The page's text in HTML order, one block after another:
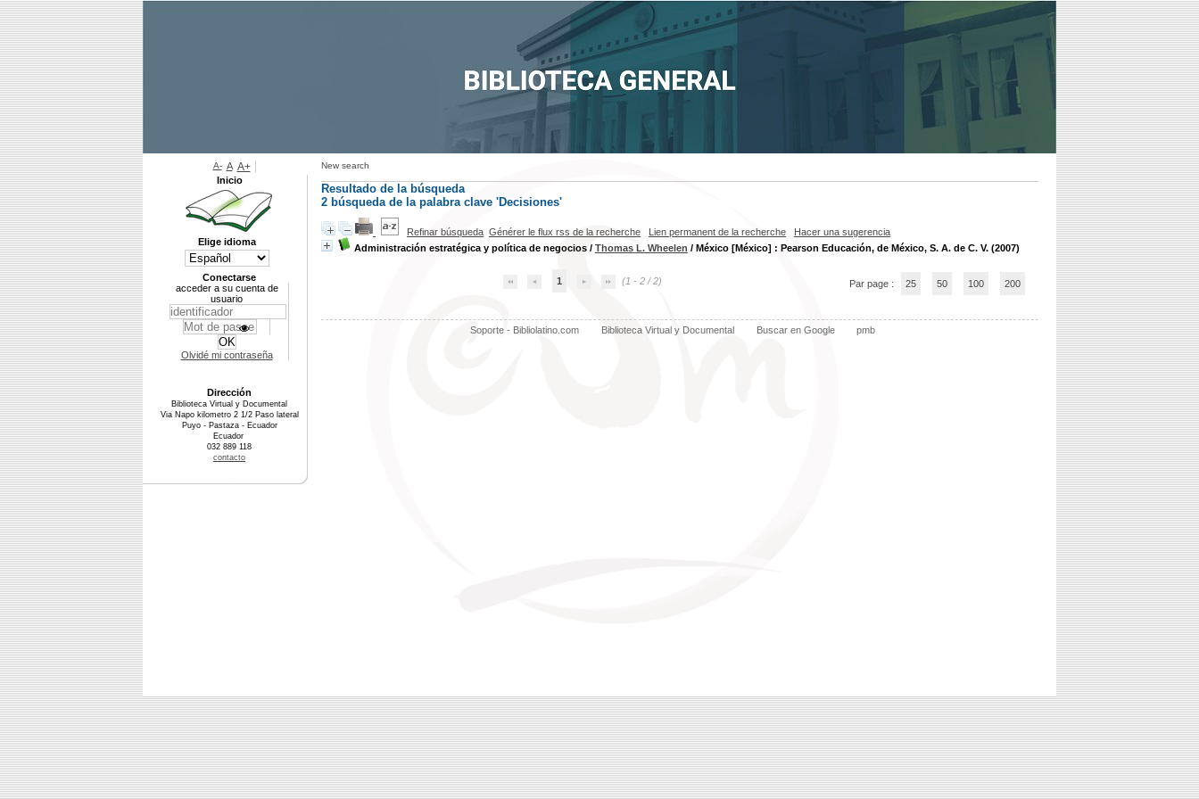
New search
Resultado de la búsqueda
2 búsqueda de la palabra clave 'Decisiones'
Refinar búsqueda Générer le flux rss de la recherche Lien permanent de la recherche
Hacer una sugerencia
Administración estratégica y política de negocios / Thomas L. Wheelen / México [México] : Pearson Educación, de México, S. A. de C. V. (2007)
1 (1 - 2 / 2) Par page : 25 50 100 200
Soporte - Bibliolatino.com Biblioteca Virtual y Documental Buscar en Google pmb
A- A A+
Inicio
Elige idioma
Conectarse
acceder a su cuenta de
usuario
Olvidé mi contraseña
Dirección
Biblioteca Virtual y Documental
Via Napo kilometro 2 1/2 Paso lateral
Puyo - Pastaza - Ecuador
Ecuador
032 889 118
contacto